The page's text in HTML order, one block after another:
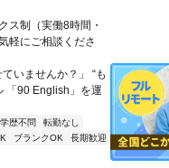
ス制（実働8時間・
軽にご相談くださ
いませんか？」 “も
「90 English」を運
学歴不問
転勤なし
ブランクOK
長期歓迎